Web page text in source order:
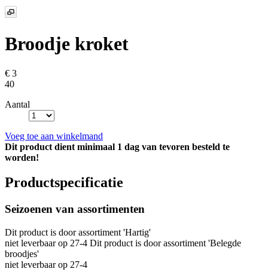
Broodje kroket
€ 3
40
Aantal
Voeg toe aan winkelmand
Dit product dient minimaal 1 dag van tevoren besteld te
worden!
Productspecificatie
Seizoenen van assortimenten
Dit product is door assortiment 'Hartig'
niet leverbaar op 27-4 Dit product is door assortiment 'Belegde
broodjes'
niet leverbaar op 27-4